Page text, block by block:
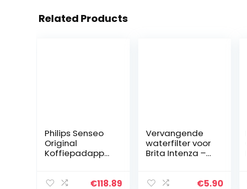
Related Products
Philips Senseo
Original
Koffiepadappar
Met
€118.89
Vervangende
waterfilter voor
Brita Intenza –
waterfilter,
€5.90